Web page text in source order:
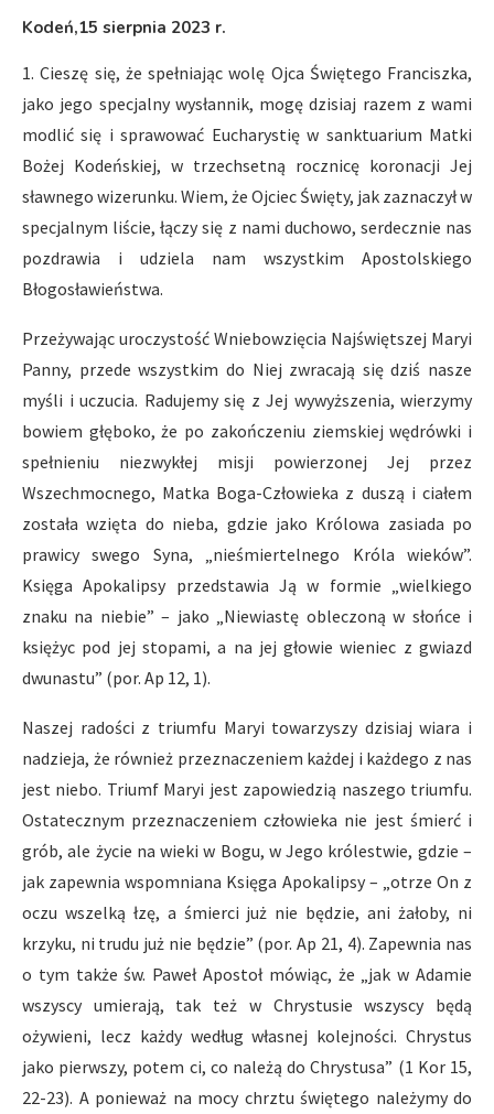
Kodeń,15 sierpnia 2023 r.
1. Cieszę się, że spełniając wolę Ojca Świętego Franciszka,
jako jego specjalny wysłannik, mogę dzisiaj razem z wami
modlić się i sprawować Eucharystię w sanktuarium Matki
Bożej Kodeńskiej, w trzechsetną rocznicę koronacji Jej
sławnego wizerunku. Wiem, że Ojciec Święty, jak zaznaczył w
specjalnym liście, łączy się z nami duchowo, serdecznie nas
pozdrawia i udziela nam wszystkim Apostolskiego
Błogosławieństwa.
Przeżywając uroczystość Wniebowzięcia Najświętszej Maryi
Panny, przede wszystkim do Niej zwracają się dziś nasze
myśli i uczucia. Radujemy się z Jej wywyższenia, wierzymy
bowiem głęboko, że po zakończeniu ziemskiej wędrówki i
spełnieniu niezwykłej misji powierzonej Jej przez
Wszechmocnego, Matka Boga-Człowieka z duszą i ciałem
została wzięta do nieba, gdzie jako Królowa zasiada po
prawicy swego Syna, „nieśmiertelnego Króla wieków”.
Księga Apokalipsy przedstawia Ją w formie „wielkiego
znaku na niebie” – jako „Niewiastę obleczoną w słońce i
księżyc pod jej stopami, a na jej głowie wieniec z gwiazd
dwunastu” (por. Ap 12, 1).
Naszej radości z triumfu Maryi towarzyszy dzisiaj wiara i
nadzieja, że również przeznaczeniem każdej i każdego z nas
jest niebo. Triumf Maryi jest zapowiedzią naszego triumfu.
Ostatecznym przeznaczeniem człowieka nie jest śmierć i
grób, ale życie na wieki w Bogu, w Jego królestwie, gdzie –
jak zapewnia wspomniana Księga Apokalipsy – „otrze On z
oczu wszelką łzę, a śmierci już nie będzie, ani żałoby, ni
krzyku, ni trudu już nie będzie” (por. Ap 21, 4). Zapewnia nas
o tym także św. Paweł Apostoł mówiąc, że „jak w Adamie
wszyscy umierają, tak też w Chrystusie wszyscy będą
ożywieni, lecz każdy według własnej kolejności. Chrystus
jako pierwszy, potem ci, co należą do Chrystusa” (1 Kor 15,
22-23). A ponieważ na mocy chrztu świętego należymy do